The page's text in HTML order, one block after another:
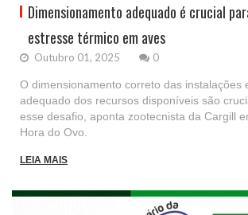
Dimensionamento adequado é crucial
estresse térmico em aves
Outubro 01, 2025 0
O dimensionamento correto das instalações
adequado dos recursos disponíveis são
esse desafio, aponta zootecnista da Cargill
Hora do Ovo.
LEIA MAIS